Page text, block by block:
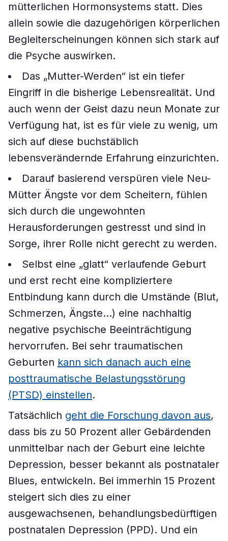
mütterlichen Hormonsystems statt. Dies
allein sowie die dazugehörigen körperlichen
Begleiterscheinungen können sich stark auf
die Psyche auswirken.
Das „Mutter-Werden“ ist ein tiefer
Eingriff in die bisherige Lebensrealität. Und
auch wenn der Geist dazu neun Monate zur
Verfügung hat, ist es für viele zu wenig, um
sich auf diese buchstäblich
lebensverändernde Erfahrung einzurichten.
Darauf basierend verspüren viele Neu-
Mütter Ängste vor dem Scheitern, fühlen
sich durch die ungewohnten
Herausforderungen gestresst und sind in
Sorge, ihrer Rolle nicht gerecht zu werden.
Selbst eine „glatt“ verlaufende Geburt
und erst recht eine kompliziertere
Entbindung kann durch die Umstände (Blut,
Schmerzen, Ängste…) eine nachhaltig
negative psychische Beeinträchtigung
hervorrufen. Bei sehr traumatischen
Geburten kann sich danach auch eine
posttraumatische Belastungsstörung
(PTSD) einstellen.
Tatsächlich geht die Forschung davon aus,
dass bis zu 50 Prozent aller Gebärdenden
unmittelbar nach der Geburt eine leichte
Depression, besser bekannt als postnataler
Blues, entwickeln. Bei immerhin 15 Prozent
steigert sich dies zu einer
ausgewachsenen, behandlungsbedürftigen
postnatalen Depression (PPD). Und ein